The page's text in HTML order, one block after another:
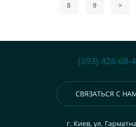
8 9 >
(093) 428-68-
СВЯЗАТЬСЯ С
г. Киев, ул.